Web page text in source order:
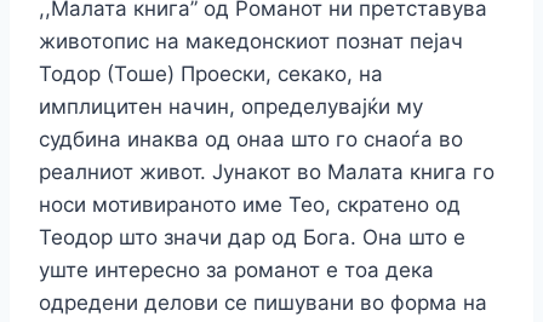
,,Малата книга” од Романот ни претставува
животопис на македонскиот познат пејач
Тодор (Тоше) Проески, секако, на
имплицитен начин, определувајќи му
судбина инаква од онаа што го снаоѓа во
реалниот живот. Јунакот во Малата книга го
носи мотивираното име Тео, скратено од
Теодор што значи дар од Бога. Она што е
уште интересно за романот е тоа дека
одредени делови се пишувани во форма на